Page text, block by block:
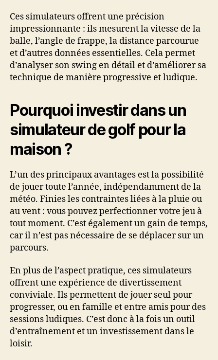
Ces simulateurs offrent une précision
impressionnante : ils mesurent la vitesse de la
balle, l’angle de frappe, la distance parcourue
et d’autres données essentielles. Cela permet
d’analyser son swing en détail et d’améliorer sa
technique de manière progressive et ludique.
Pourquoi investir dans un
simulateur de golf pour la
maison ?
L’un des principaux avantages est la possibilité
de jouer toute l’année, indépendamment de la
météo. Finies les contraintes liées à la pluie ou
au vent : vous pouvez perfectionner votre jeu à
tout moment. C’est également un gain de temps,
car il n’est pas nécessaire de se déplacer sur un
parcours.
En plus de l’aspect pratique, ces simulateurs
offrent une expérience de divertissement
conviviale. Ils permettent de jouer seul pour
progresser, ou en famille et entre amis pour des
sessions ludiques. C’est donc à la fois un outil
d’entraînement et un investissement dans le
loisir.